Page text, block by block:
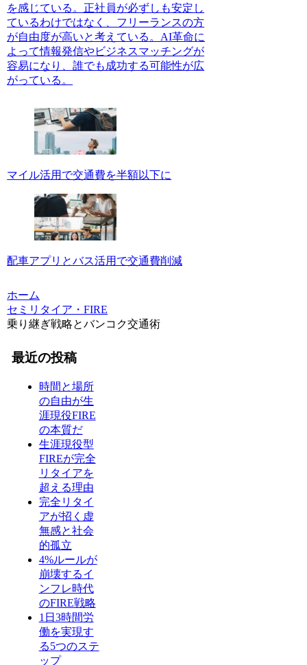
を感じている。正社員が必ずしも安定し
ているわけではなく、フリーランスの方
が自由度が高いと考えている。AI革命に
よって情報発信やビジネスマッチングが
容易になり、誰でも成功する可能性が広
がっている。
マイル活用で交通費を半額以下に
配車アプリとバス活用で交通費削減
ホーム
セミリタイア・FIRE
乗り継ぎ戦略とバンコク交通術
最近の投稿
時間と場所
の自由が生
涯現役FIRE
の本質だ
生涯現役型
FIREが完全
リタイアを
超える理由
完全リタイ
アが招く虚
無感と社会
的孤立
4%ルールが
崩壊するイ
ンフレ時代
のFIRE戦略
1日3時間労
働を実現す
る5つのステ
ップ